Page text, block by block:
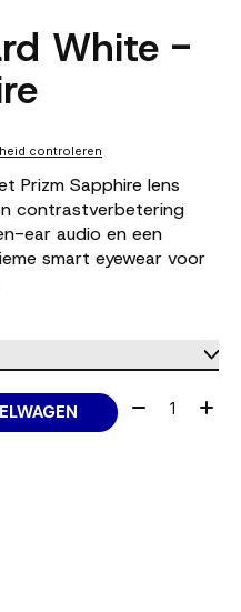
White -
controleren
Prizm Sapphire lens
contrastverbetering
ear audio en een
smart eyewear voor
Aantal: